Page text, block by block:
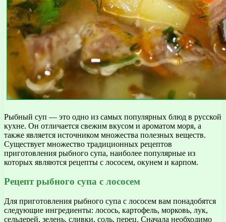
Рыбный суп — это одно из самых популярных блюд в русской
кухне. Он отличается свежим вкусом и ароматом моря, а
также является источником множества полезных веществ.
Существует множество традиционных рецептов
приготовления рыбного супа, наиболее популярные из
которых являются рецепты с лососем, окунем и карпом.
Рецепт рыбного супа с лососем
Для приготовления рыбного супа с лососем вам понадобятся
следующие ингредиенты: лосось, картофель, морковь, лук,
сельдерей, зелень, сливки, соль, перец. Сначала необходимо